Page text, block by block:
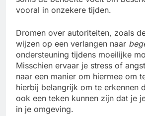
vooral in onzekere tijden.
Dromen over autoriteiten, zoals
wijzen op een verlangen naar
ondersteuning tijdens moeilijke
Misschien ervaar je stress of
naar een manier om hiermee om
hierbij belangrijk om te erkennen
ook een teken kunnen zijn dat je
in je omgeving.